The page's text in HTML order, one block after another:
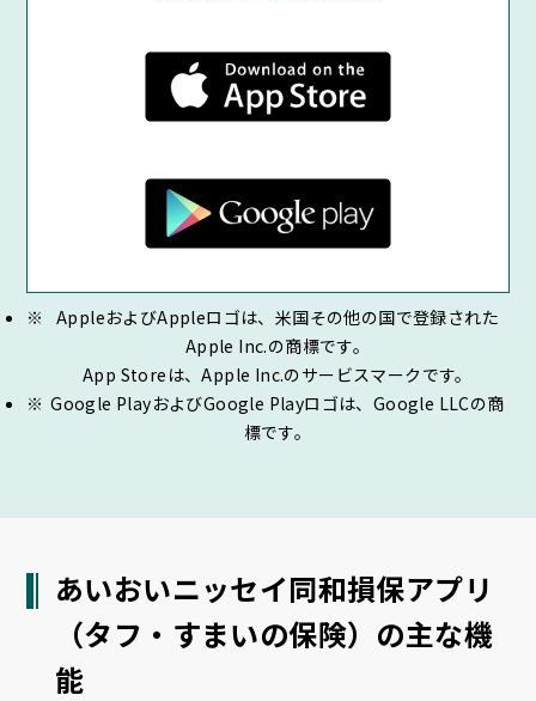
AppleおよびAppleロゴは、米国その他の国で登録された
Apple Inc.の商標です。
App Storeは、Apple Inc.のサービスマークです。
Google PlayおよびGoogle Playロゴは、Google LLCの商
標です。
あいおいニッセイ同和損保アプリ
（タフ・すまいの保険）の主な機
能